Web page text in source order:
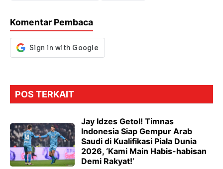
k
p
er
Komentar Pembaca
POS TERKAIT
Jay Idzes Getol! Timnas
Indonesia Siap Gempur Arab
Saudi di Kualifikasi Piala Dunia
2026, ‘Kami Main Habis-habisan
Demi Rakyat!’